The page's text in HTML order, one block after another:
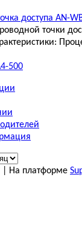
доступа AN-
точки
500
| На платформе